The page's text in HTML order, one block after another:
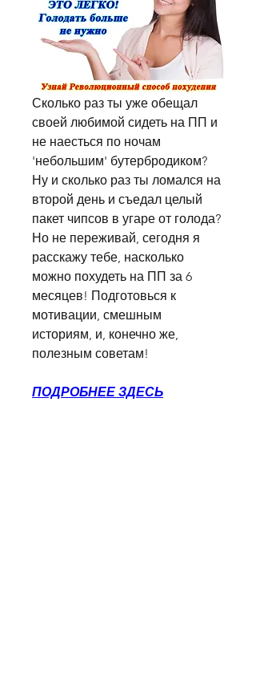
Сколько раз ты уже обещал
своей любимой сидеть на ПП и
не наесться по ночам
'небольшим' бутербродиком?
Ну и сколько раз ты ломался на
второй день и съедал целый
пакет чипсов в угаре от голода?
Но не переживай, сегодня я
расскажу тебе, насколько
можно похудеть на ПП за 6
месяцев! Подготовься к
мотивации, смешным
историям, и, конечно же,
полезным советам!
ПОДРОБНЕЕ ЗДЕСЬ